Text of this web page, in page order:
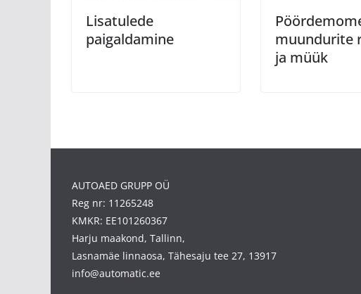
Lisatulede
paigaldamine
muundurite
ja müük
AUTOAED GRUPP OÜ
Reg nr: 11265248
KMKR: EE101260367
Harju maakond, Tallinn,
Lasnamäe linnaosa, Tähesaju tee 27, 13917
info@automatic.ee